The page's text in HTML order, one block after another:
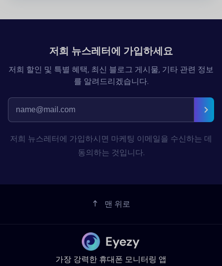
저희 뉴스레터에 가입하세요
저희 할인 및 특별 혜택, 최신 블로그 게시물, 기타 관련 정보
를 알려드리겠습니다.
저희 뉴스레터에 가입하시면 마케팅 이메일을 수신하는 데
동의하는 것입니다.
맨 위로
가장 강력한 휴대폰 모니터링 앱